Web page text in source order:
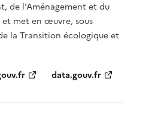
de l'Aménagement et du
et met en œuvre, sous
la Transition écologique et
data.gouv.fr